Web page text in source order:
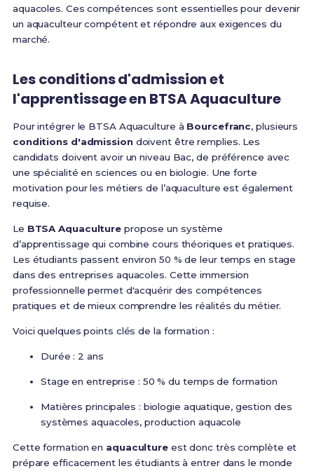
aquacoles. Ces compétences sont essentielles pour devenir
un aquaculteur compétent et répondre aux exigences du
marché.
Les conditions d'admission et
l'apprentissage en BTSA Aquaculture
Pour intégrer le BTSA Aquaculture à Bourcefranc, plusieurs
conditions d'admissiondoivent être remplies. Les
candidats doivent avoir un niveau Bac, de préférence avec
une spécialité en sciences ou en biologie. Une forte
motivation pour les métiers de l’aquaculture est également
requise.
Le BTSA Aquaculture propose un système
d’apprentissage qui combine cours théoriques et pratiques.
Les étudiants passent environ 50 % de leur temps en stage
dans des entreprises aquacoles. Cette immersion
professionnelle permet d'acquérir des compétences
pratiques et de mieux comprendre les réalités du métier.
Voici quelques points clés de la formation :
Durée : 2 ans
Stage en entreprise : 50 % du temps de formation
Matières principales : biologie aquatique, gestion des
systèmes aquacoles, production aquacole
Cette formation en aquacultureest donc très complète et
prépare efficacement les étudiants à entrer dans le monde